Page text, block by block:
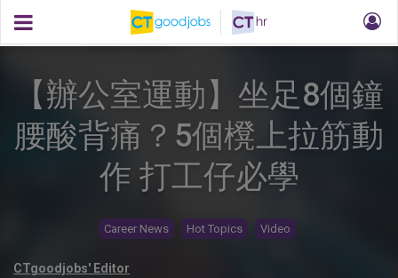
【辦公室運動】坐足8個鐘
腰酸背痛？5個櫈上拉筋動
作 打工仔必學
Career News Hot Topics Video
CTgoodjobs' Editor